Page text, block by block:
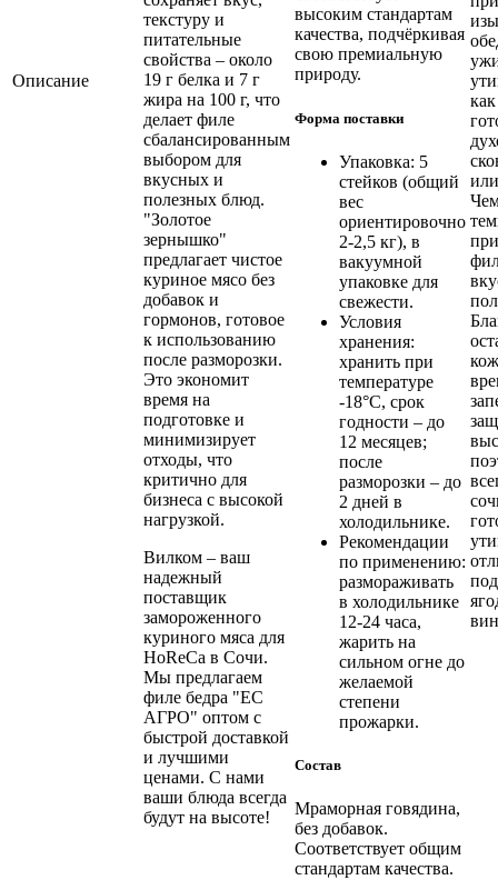
Описание
текстуру и
питательные
свойства – около
19 г белка и 7 г
жира на 100 г, что
делает филе
сбалансированным
выбором для
вкусных и
полезных блюд.
"Золотое
зернышко"
предлагает чистое
куриное мясо без
добавок и
гормонов, готовое
к использованию
после разморозки.
Это экономит
время на
подготовке и
минимизирует
отходы, что
критично для
бизнеса с высокой
нагрузкой.
Вилком – ваш
надежный
поставщик
замороженного
куриного мяса для
HoReCa в Сочи.
Мы предлагаем
филе бедра "ЕС
АГРО" оптом с
быстрой доставкой
и лучшими
ценами. С нами
ваши блюда всегда
будут на высоте!
высоким стандартам
качества, подчёркивая
свою премиальную
природу.
Форма поставки
Упаковка: 5
стейков (общий
вес
ориентировочно
2-2,5 кг), в
вакуумной
упаковке для
свежести.
Условия
хранения:
хранить при
температуре
-18°C, срок
годности – до
12 месяцев;
после
разморозки – до
2 дней в
холодильнике.
Рекомендации
по применению:
размораживать
в холодильнике
12-24 часа,
жарить на
сильном огне до
желаемой
степени
прожарки.
Состав
Мраморная говядина,
без добавок.
Соответствует общим
стандартам качества.